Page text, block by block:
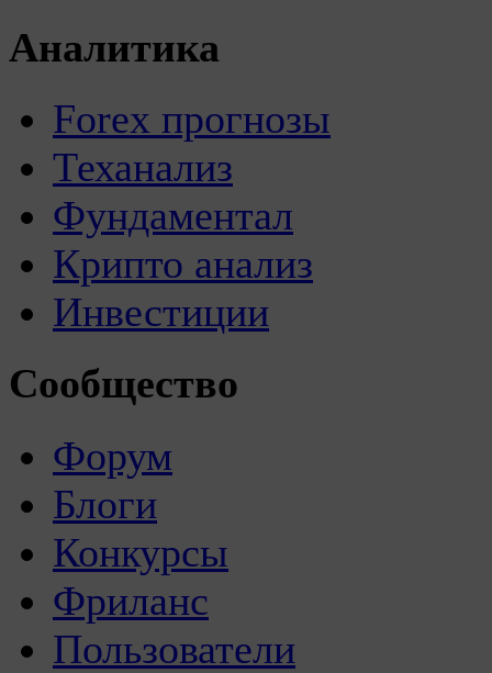
Аналитика
Forex прогнозы
Теханализ
Фундаментал
Крипто анализ
Инвестиции
Сообщество
Форум
Блоги
Конкурсы
Фриланс
Пользователи